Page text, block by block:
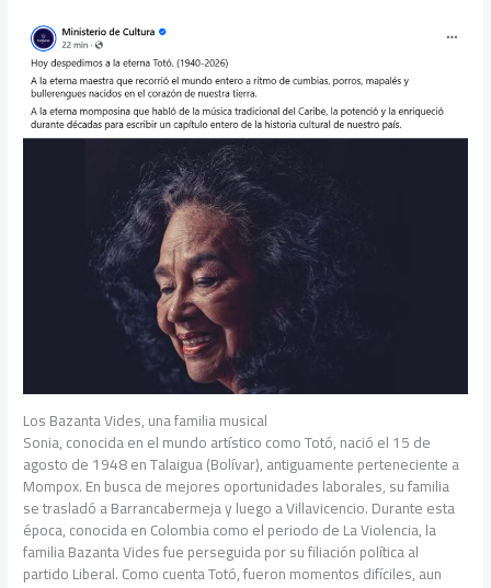
Los Bazanta Vides, una familia musical
Sonia, conocida en el mundo artístico como Totó, nació el 15 de
agosto de 1948 en Talaigua (Bolívar), antiguamente perteneciente a
Mompox. En busca de mejores oportunidades laborales, su familia
se trasladó a Barrancabermeja y luego a Villavicencio. Durante esta
época, conocida en Colombia como el periodo de La Violencia, la
familia Bazanta Vides fue perseguida por su filiación política al
partido Liberal. Como cuenta Totó, fueron momentos difíciles, aun